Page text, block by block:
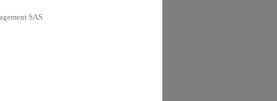
SAS